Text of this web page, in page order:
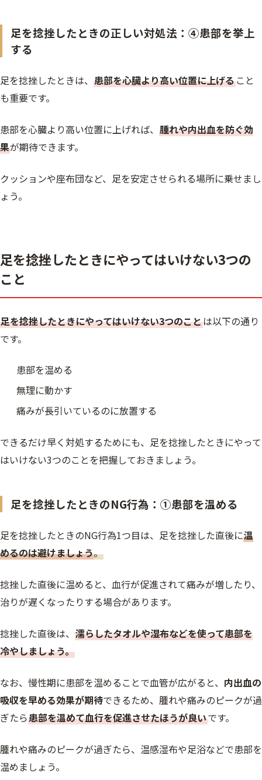
足を捻挫したときの正しい対処法：④患部を挙上
する
足を捻挫したときは、 患部を心臓より高い位置に上げること
も重要です。
患部を心臓より高い位置に上げれば、 腫れや内出血を防ぐ効
果が期待できます。
クッションや座布団など、足を安定させられる場所に乗せまし
ょう。
足を捻挫したときにやってはいけない3つの
こと
足を捻挫したときにやってはいけない3つのことは以下の通り
です。
患部を温める
無理に動かす
痛みが長引いているのに放置する
できるだけ早く対処するためにも、足を捻挫したときにやって
はいけない3つのことを把握しておきましょう。
足を捻挫したときのNG行為：①患部を温める
足を捻挫したときのNG行為1つ目は、足を捻挫した直後に温
めるのは避けましょう。
捻挫した直後に温めると、血行が促進されて痛みが増したり、
治りが遅くなったりする場合があります。
捻挫した直後は、 濡らしたタオルや湿布などを使って患部を
冷やしましょう。
なお、慢性期に患部を温めることで血管が広がると、 内出血の
吸収を早める効果が期待できるため、腫れや痛みのピークが過
ぎたら患部を温めて血行を促進させたほうが良いです。
腫れや痛みのピークが過ぎたら、温感湿布や足浴などで患部を
温めましょう。